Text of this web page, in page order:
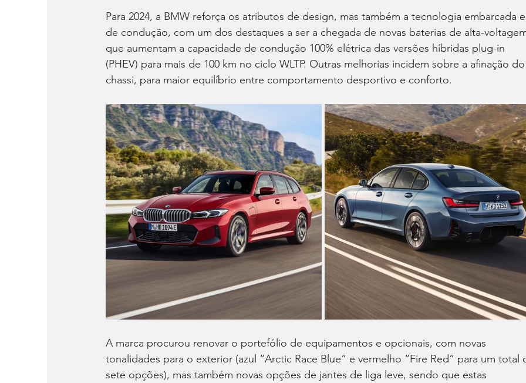
Para 2024, a BMW reforça os atributos de design, mas também a tecnologia embarcada
de condução, com um dos destaques a ser a chegada de novas baterias de alta-
que aumentam a capacidade de condução 100% elétrica das versões híbridas plug-in
(PHEV) para mais de 100 km no ciclo WLTP. Outras melhorias incidem sobre a afinação
chassi, para maior equilíbrio entre comportamento desportivo e conforto.
A marca procurou renovar o portefólio de equipamentos e opcionais, com novas
tonalidades para o exterior (azul “Arctic Race Blue” e vermelho “Fire Red” para um total
sete opções), mas também novas opções de jantes de liga leve, sendo que estas